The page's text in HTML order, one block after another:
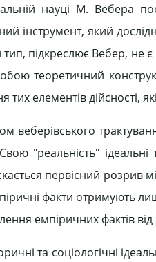
науці М. Вебера
інструмент, який
тип, підкреслює Вебер, не
теоретичний
тих елементів дійсності,
Свою "реальність"
первісний розрив
факти отримують
емпіричних фактів від
та соціологічні